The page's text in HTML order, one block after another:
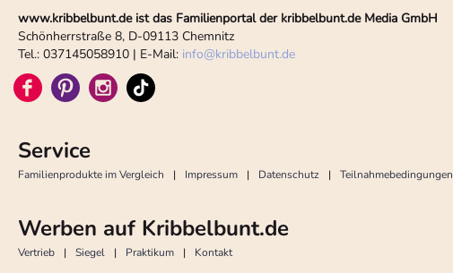
www.kribbelbunt.de ist das Familienportal der kribbelbunt.de Media GmbH
Schönherrstraße 8, D-09113 Chemnitz
Tel.: 037145058910 | E-Mail: info@kribbelbunt.de
Service
Familienprodukte im Vergleich Impressum Datenschutz Teilnahmebedingungen
Werben auf Kribbelbunt.de
Vertrieb Siegel Praktikum Kontakt